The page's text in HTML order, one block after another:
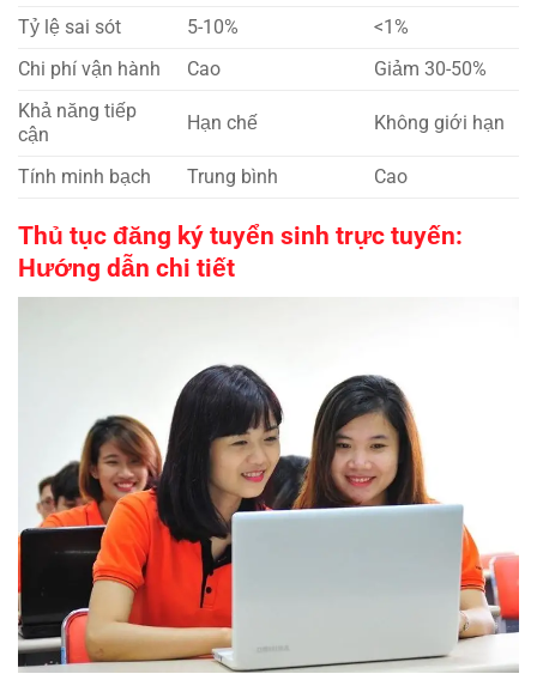
Tỷ lệ sai sót 5-10%
<1%
Chi phí vận hành
Cao
Giảm 30-50%
Khả năng tiếp
cận
Hạn chế Không giới hạn
Tính minh bạch Trung bình Cao
Thủ tục đăng ký tuyển sinh trực tuyến:
Hướng dẫn chi tiết